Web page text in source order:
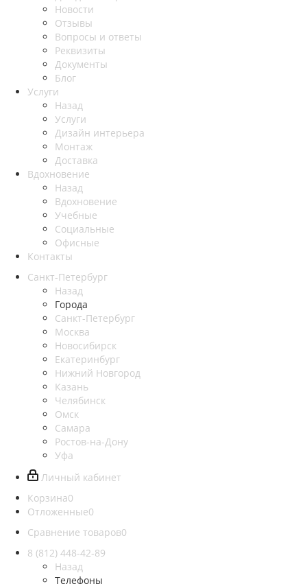
Новости
Отзывы
Вопросы и ответы
Реквизиты
Документы
Блог
Услуги
Назад
Услуги
Дизайн интерьера
Монтаж
Доставка
Вдохновение
Назад
Вдохновение
Учебные
Социальные
Офисные
Контакты
Санкт-Петербург
Назад
Города
Санкт-Петербург
Москва
Новосибирск
Екатеринбург
Нижний Новгород
Казань
Челябинск
Омск
Самара
Ростов-на-Дону
Уфа
Личный кабинет
Корзина0
Отложенные0
Сравнение товаров0
8 (812) 448-42-89
Назад
Телефоны